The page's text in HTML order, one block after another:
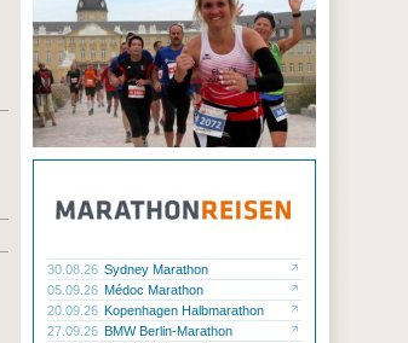
30.08.26 Sydney Marathon
05.09.26 Médoc Marathon
20.09.26 Kopenhagen Halbmarathon
27.09.26 BMW Berlin-Marathon